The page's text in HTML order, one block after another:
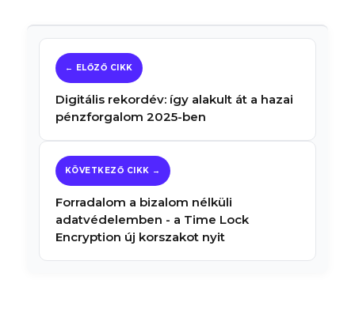
Digitális rekordév: így alakult át a hazai
pénzforgalom 2025-ben
Forradalom a bizalom nélküli
adatvédelemben - a Time Lock
Encryption új korszakot nyit